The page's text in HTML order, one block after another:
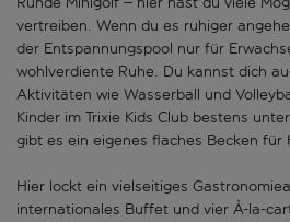
vertreiben. Wenn du es ruhiger
der Entspannungspool nur für
wohlverdiente Ruhe. Du kannst dich
Aktivitäten wie Wasserball und
Kinder im Trixie Kids Club bestens
gibt es ein eigenes flaches Becken für
Hier lockt ein vielseitiges
internationales Buffet und vier À-la-